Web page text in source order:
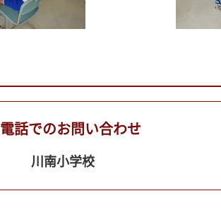
電話でのお問い合わせ
川南小学校